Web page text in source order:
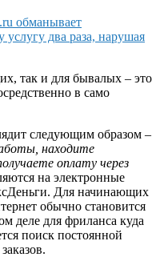
обманывает
услугу два раза, нарушая
так и для бывалых – это
в само
следующим образом –
находите
оплату через
на электронные
Для начинающих
обычно становится
деле для фриланса куда
поиск постоянной